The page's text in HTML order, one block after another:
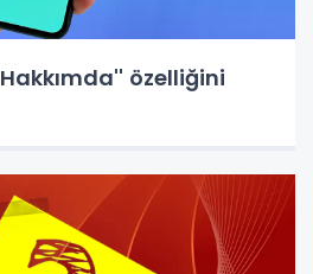
özelliğini